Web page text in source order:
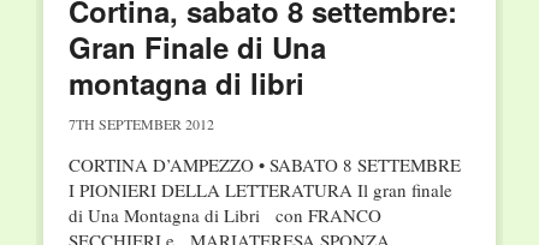
Cortina, sabato 8 settembre:
Gran Finale di Una
montagna di libri
7TH SEPTEMBER 2012
CORTINA D’AMPEZZO • SABATO 8 SETTEMBRE
I PIONIERI DELLA LETTERATURA Il gran finale
di Una Montagna di Libri con FRANCO